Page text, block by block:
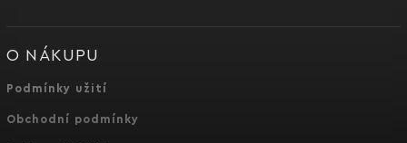
O NÁKUPU
Podmínky užití
Obchodní podmínky